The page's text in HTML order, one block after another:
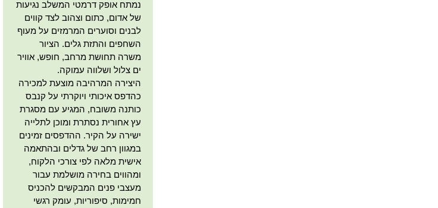
נמתח אופק דרמטי המשלב נגיעות
של אדום, כתום וצהוב לצד קווים
לבנים וסוערים המרמזים על מעוף
השחפים והתזת גלים. הציור
משרה תחושת מרחב, חופש, אוויר
ים צלול ושלווה עמוקה.
היצירה המרהיבה מוצעת למכירה
כהדפס איכותי ויוקרתי על קנבס
כותנה משובח, המגיע עם מסגרת
עץ אחורית נסתרת ומוכן לתלייה
ישירה על הקיר. ההדפסים זמינים
במגוון רחב של גדלים ובהתאמה
אישית מלאה לפי צורכי הלקוח,
ומהווים בחירה מושלמת עבור
מעצבי פנים המבקשים להכניס
חמימות, סיפוריות, עומק רגשי